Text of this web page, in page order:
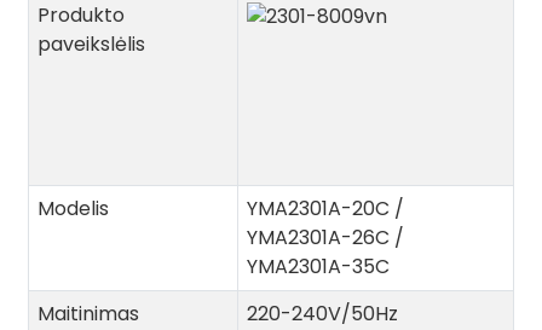
Produkto
paveikslėlis
Modelis
YMA2301A-20C /
YMA2301A-26C /
YMA2301A-35C
Maitinimas
220-240V/50Hz